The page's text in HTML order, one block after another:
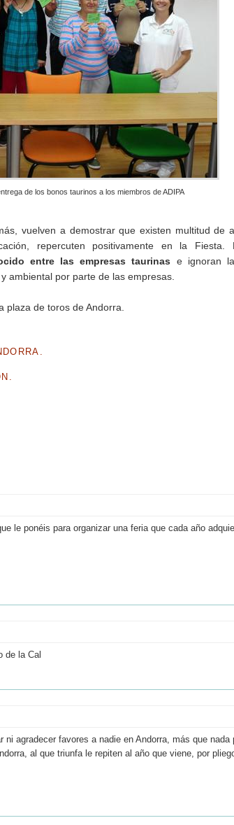
de los bonos taurinos a los miembros de ADIPA
vuelven a demostrar que existen multitud de
repercuten positivamente en la Fiesta.
entre las empresas taurinas e ignoran
ambiental por parte de las empresas.
de toros de Andorra.
le ponéis para organizar una feria que cada año
de la Cal
agradecer favores a nadie en Andorra, más que nada
al que triunfa le repiten al año que viene, por